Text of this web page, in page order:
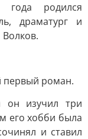
родился
драматург и
первый роман.
он изучил три
его хобби была
и ставил